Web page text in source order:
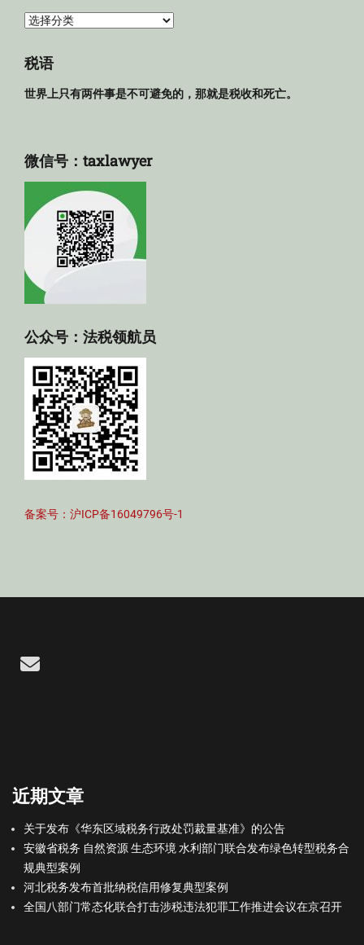
法
库
税语
世界上只有两件事是不可避免的，那就是税收和死亡。
微信号：taxlawyer
公众号：法税领航员
备案号：沪ICP备16049796号-1
Email
近期文章
关于发布《华东区域税务行政处罚裁量基准》的公告
安徽省税务 自然资源 生态环境 水利部门联合发布绿色转型税务合
规典型案例
河北税务发布首批纳税信用修复典型案例
全国八部门常态化联合打击涉税违法犯罪工作推进会议在京召开